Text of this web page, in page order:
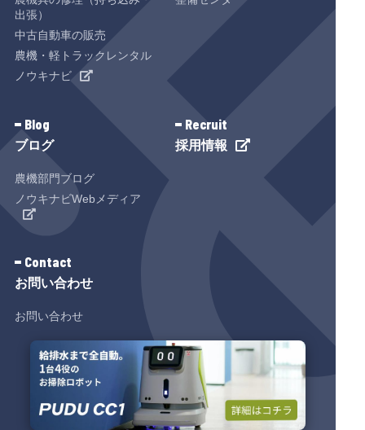
出張）
中古自動車の販売
農機・軽トラックレンタル
ノウキナビ
ブログ
Blog
農機部門ブログ
ノウキナビWebメディア
採用情報
Recruit
お問い合わせ
Contact
お問い合わせ